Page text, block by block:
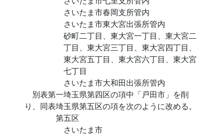
さいたま市春岡支所管内
さいたま市東大宮出張所管内
砂町二丁目、東大宮一丁目、東大宮二
丁目、東大宮三丁目、東大宮四丁目、
東大宮五丁目、東大宮六丁目、東大宮
七丁目
さいたま市大和田出張所管内
別表第一埼玉県第四区の項中「戸田市」を削
り、同表埼玉県第五区の項を次のように改める。
第五区
さいたま市